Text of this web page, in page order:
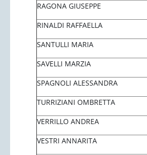
RAGONA GIUSEPPE
RINALDI RAFFAELLA
SANTULLI MARIA
SAVELLI MARZIA
SPAGNOLI ALESSANDRA
TURRIZIANI OMBRETTA
VERRILLO ANDREA
VESTRI ANNARITA